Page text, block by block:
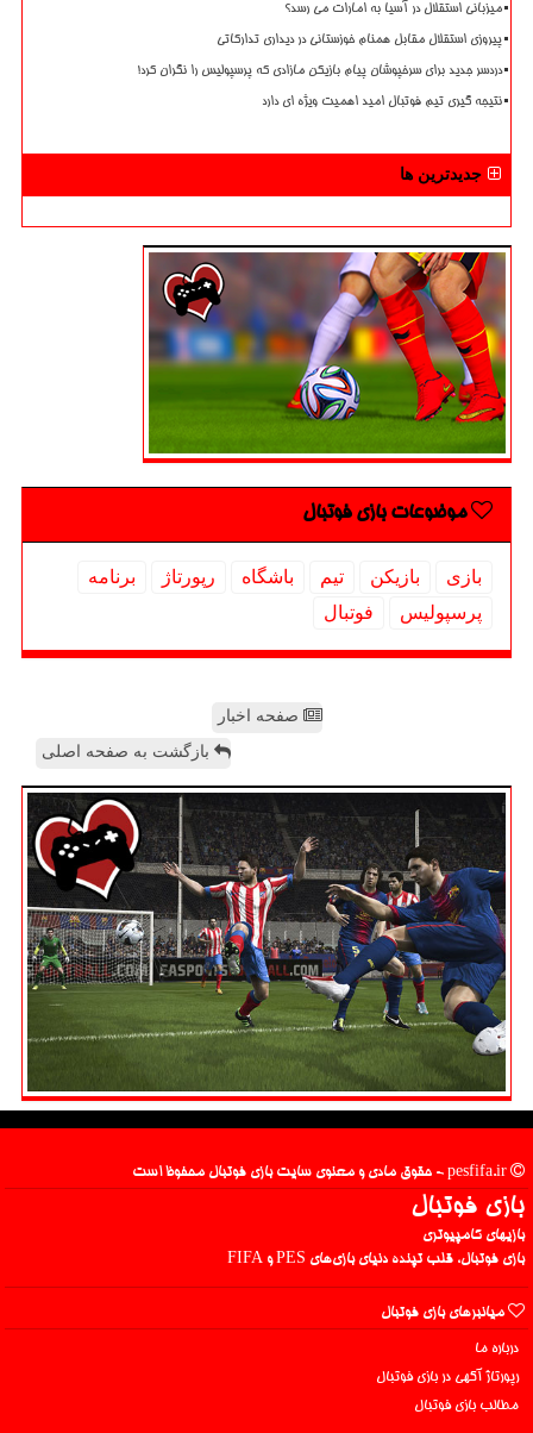
میزبانی استقلال در آسیا به امارات می رسد؟
پیروزی استقلال مقابل همنام خوزستانی در دیداری تدارکاتی
دردسر جدید برای سرخپوشان پیام بازیکن مازادی که پرسپولیس را نگران کرد!
نتیجه گیری تیم فوتبال امید اهمیت ویژه ای دارد
جدیدترین ها
موضوعات بازی فوتبال
بازی بازیكن تیم باشگاه رپورتاژ
برنامه
پرسپولیس
فوتبال
صفحه اخبار
بازگشت به صفحه اصلی
بازی فوتبال
بازیهای کامپیوتری
بازی فوتبال، قلب تپنده دنیای بازی‌های PES و FIFA
میانبرهای بازی فوتبال
درباره ما
رپورتاژ آگهی در بازی فوتبال
مطالب بازی فوتبال